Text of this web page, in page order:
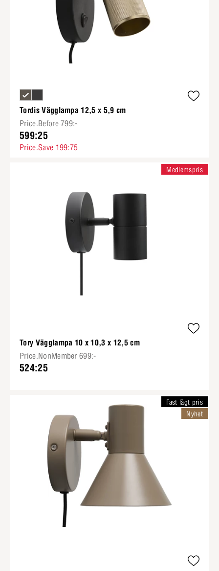
Tordis Vägglampa 12,5 x 5,9 cm
Price.Before 799:-
599:25
Price.Save 199:75
Tory Vägglampa 10 x 10,3 x 12,5 cm
Price.NonMember 699:-
524:25
Medlemspris
Fast lågt pris
Nyhet